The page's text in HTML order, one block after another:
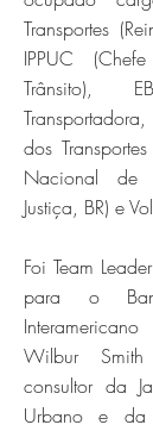
Transportes
IPPUC
Trânsito),
dos
Nacional de
Justiça, BR) e
Foi Team
para o
Wilbur
consultor da
Urbano e da